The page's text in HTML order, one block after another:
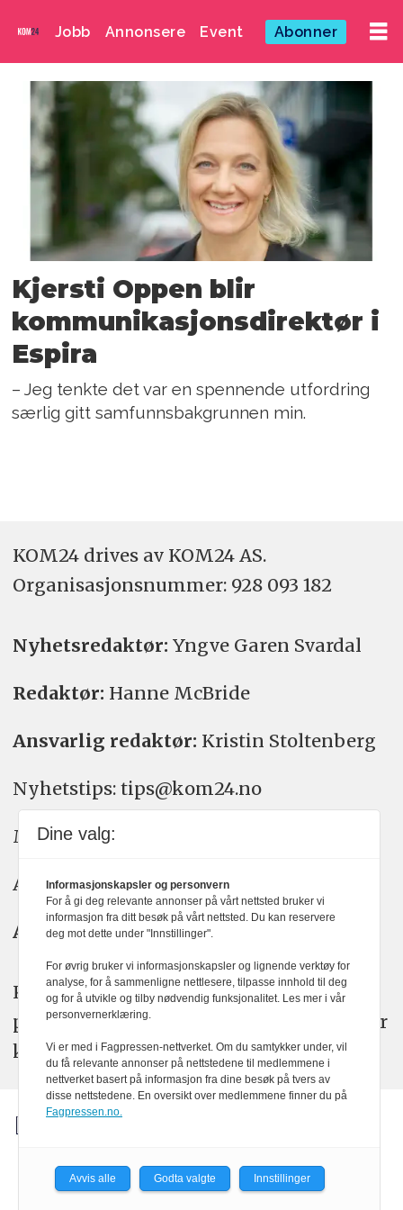
Jobb Annonsere Event Abonner
Emne:
kjersti
oppen
Kjersti Oppen blir
kommunikasjonsdirektør i
Espira
– Jeg tenkte det var en spennende utfordring
særlig gitt samfunnsbakgrunnen min.
KOM24 drives av KOM24 AS.
Organisasjons­nummer: 928 093 182
Nyhetsredaktør: Yngve Garen Svardal
Redaktør: Hanne McBride
Ansvarlig redaktør: Kristin Stoltenberg
Nyhetstips: tips@kom24.no
Meninger: meninger@kom24.no
Annonse: annonse@watchmedia.no
Abonnement:kom24@watchmedia.no
KOM24 arbeider etter Vær Varsom-
plakatens regler for god presseskikk. Her
kan du lese mer omPFUsarbeid.
Dine valg:
Informasjonskapsler og personvern
For å gi deg relevante annonser på vårt nettsted bruker vi
informasjon fra ditt besøk på vårt nettsted. Du kan reservere
deg mot dette under "Innstillinger".
For øvrig bruker vi informasjonskapsler og lignende verktøy for
analyse, for å sammenligne nettlesere, tilpasse innhold til deg
og for å utvikle og tilby nødvendig funksjonalitet. Les mer i vår
personvernerklæring.
Vi er med i Fagpressen-nettverket. Om du samtykker under, vil
du få relevante annonser på nettstedene til medlemmene i
nettverket basert på informasjon fra dine besøk på tvers av
disse nettstedene. En oversikt over medlemmene finner du på
Fagpressen.no.
Avvis alle Godta valgte Innstillinger